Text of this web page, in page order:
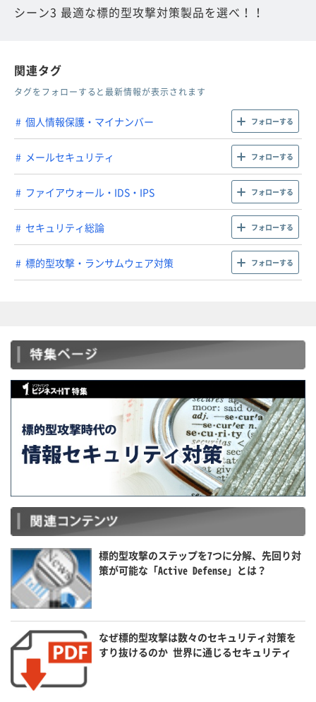
シーン3 最適な標的型攻撃対策製品を選べ！！
関連タグ
タグをフォローすると最新情報が表示されます
個人情報保護・マイナンバー フォローする
メールセキュリティ フォローする
ファイアウォール・IDS・IPS フォローする
セキュリティ総論 フォローする
標的型攻撃・ランサムウェア対策 フォローする
標的型攻撃のステップを7つに分解、先回り対
策が可能な「Active Defense」とは？
なぜ標的型攻撃は数々のセキュリティ対策を
すり抜けるのか 世界に通じるセキュリティ